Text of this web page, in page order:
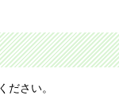
ださい。